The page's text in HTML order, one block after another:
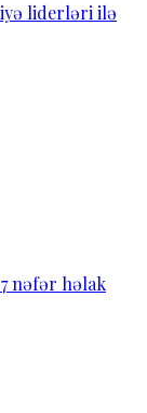
liderləri ilə
nəfər həlak